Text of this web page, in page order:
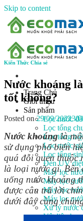
Skip to content
Trang Chủ
Giới thiệu
Sản phẩm
Lọc nước
Lọc tổng
Lọc tổng
Lọc nước
Lọc tổng
Đèn UV
Máy lọc
Máy lọc
Máy lọc
Máy lọc
Xử lý nước
Vật liệu lọc
Kiến Thức Chia sẻ
Nước khoáng
tốt không?
Posted on29/09/202230/
Nước khoánglà
sử dụng phổ biến
quá đỗi quen thuộc
là loại nước gì. Bên
uống nước khoáng
được câu trả lời
dưới đây cùng